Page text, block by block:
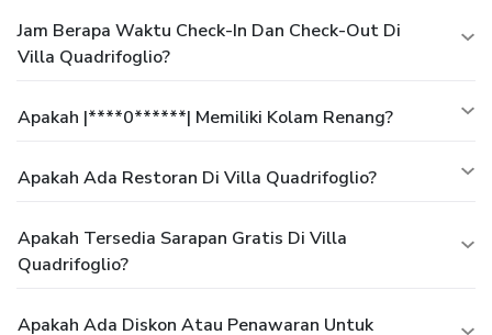
Jam Berapa Waktu Check-In Dan Check-Out Di
Villa Quadrifoglio?
Apakah |****0******| Memiliki Kolam Renang?
Apakah Ada Restoran Di Villa Quadrifoglio?
Apakah Tersedia Sarapan Gratis Di Villa
Quadrifoglio?
Apakah Ada Diskon Atau Penawaran Untuk